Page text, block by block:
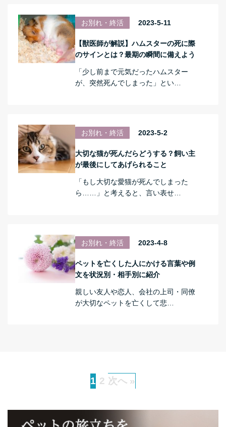
お別れ・終活 2023-5-11
【獣医師が解説】ハムスターの死に際
のサインとは？最期の瞬間に備えよう
「少し前まで元気だったハムスター
が、突然死んでしまった」とい…
お別れ・終活 2023-5-2
大切な猫が死んだらどうする？飼い主
が最後にしてあげられること
「もし大切な愛猫が死んでしまった
ら……」と考えると、言い表せ…
お別れ・終活 2023-4-8
ペットを亡くした人にかける言葉や例
文を状況別・相手別に紹介
親しい友人や恋人、会社の上司・同僚
が大切なペットを亡くして悲…
1 2 次へ »